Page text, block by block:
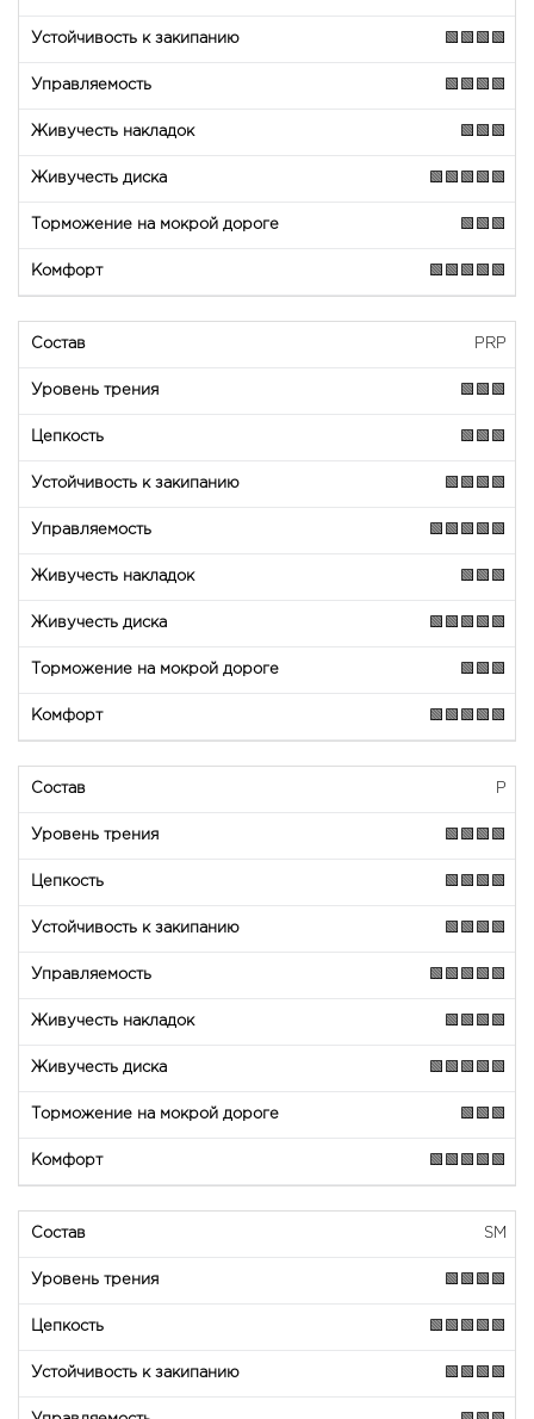
🟩🟩🟩🟩
🟩🟩🟩🟩
🟩🟩🟩
🟩🟩🟩🟩🟩
🟩🟩🟩
🟩🟩🟩🟩🟩
PRP
🟩🟩🟩
🟩🟩🟩
🟩🟩🟩🟩
🟩🟩🟩🟩🟩
🟩🟩🟩
🟩🟩🟩🟩🟩
🟩🟩🟩
🟩🟩🟩🟩🟩
P
🟩🟩🟩🟩
🟩🟩🟩🟩
🟩🟩🟩🟩
🟩🟩🟩🟩🟩
🟩🟩🟩🟩
🟩🟩🟩🟩🟩
🟩🟩🟩
🟩🟩🟩🟩🟩
SM
🟩🟩🟩🟩
🟩🟩🟩🟩🟩
🟩🟩🟩🟩